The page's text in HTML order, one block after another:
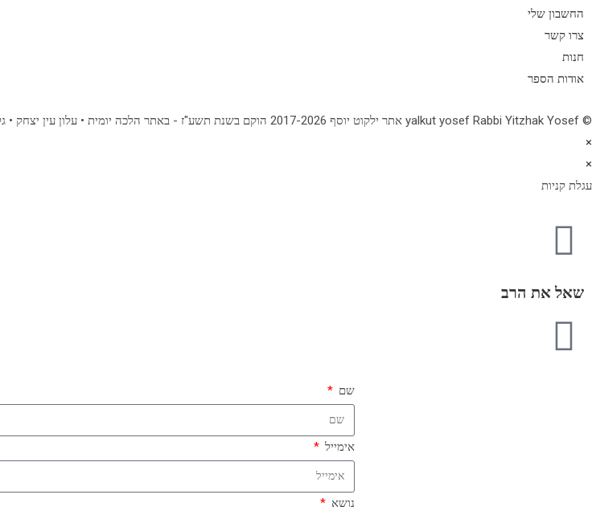
החשבון שלי
צרו קשר
חנות
אודות הספר
© yalkut yosef Rabbi Yitzhak Yosef אתר ילקוט יוסף 2017-2026 הוקם בשנת תשע"ז - באתר הלכה יומית • עלון עין יצחק • גלריה • ספרי מרן הראש"ל • השיעור השבועי 077-2249906
×
×
עגלת קניות
שאל את הרב
שם
אימייל
נושא